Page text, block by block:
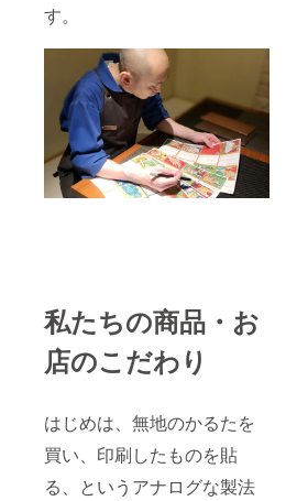
す。
私たちの商品・お
店のこだわり
はじめは、無地のかるたを
買い、印刷したものを貼
る、というアナログな製法